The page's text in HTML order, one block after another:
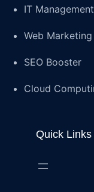
IT Management
Web Marketing
SEO Booster
Cloud
Quick Links